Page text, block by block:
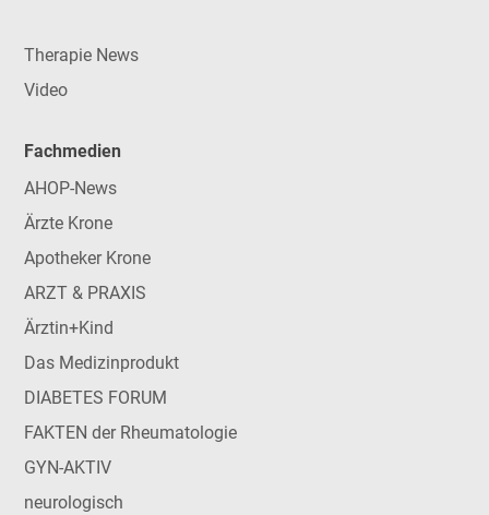
Therapie News
Video
Fachmedien
AHOP-News
Ärzte Krone
Apotheker Krone
ARZT & PRAXIS
Ärztin+Kind
Das Medizinprodukt
DIABETES FORUM
FAKTEN der Rheumatologie
GYN-AKTIV
neurologisch